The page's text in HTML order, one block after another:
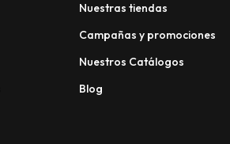
Nuestras tiendas
Campañas y promociones
Nuestros Catálogos
Blog